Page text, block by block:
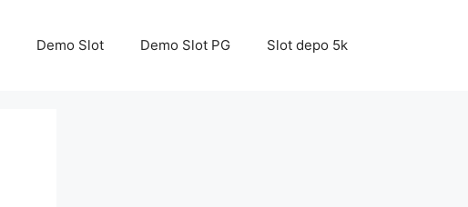
Demo Slot Demo Slot PG Slot depo 5k